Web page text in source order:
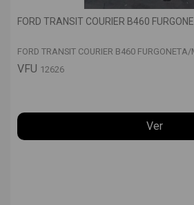
FORD TRANSIT COURIER B460
FORD TRANSIT COURIER B460
VFU 12626
Ver